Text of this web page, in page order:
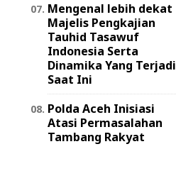
Mengenal lebih dekat
Majelis Pengkajian
Tauhid Tasawuf
Indonesia Serta
Dinamika Yang Terjadi
Saat Ini
Polda Aceh Inisiasi
Atasi Permasalahan
Tambang Rakyat